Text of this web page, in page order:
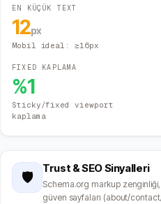
EN KÜÇÜK TEXT
12px
Mobil ideal: ≥16px
FIXED KAPLAMA
%1
Sticky/fixed viewport
kaplama
🛡️
Trust & SEO Sinyalleri
Schema.org markup
güven sayfaları (about/